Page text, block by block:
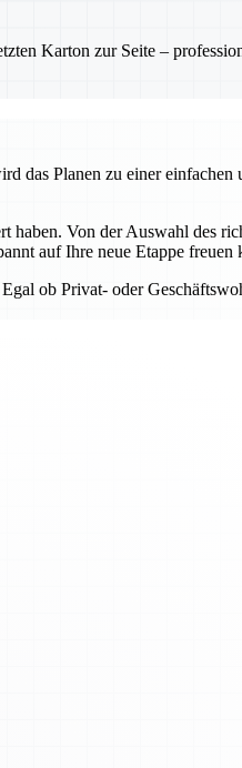
Karton zur Seite –
das Planen zu einer
haben. Von der Auswahl des
auf Ihre neue Etappe freuen
ob Privat- oder